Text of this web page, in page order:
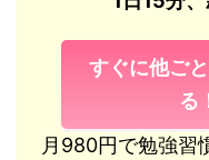
すぐに他ご
る
月980円で勉強習